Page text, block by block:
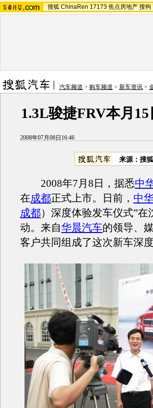
搜狐 ChinaRen 17173 焦点房地产 搜狗
汽车频道 > 购车频道 > 新车资讯 >
1.3L骏捷FRV本月
2008年07月08日16:46
来源：搜
2008年7月8日，据悉中
在成都正式上市。日前， 中
成都）深度体验发车仪式”在
动。来自华晨汽车的领导、
客户共同组成了这次新车深